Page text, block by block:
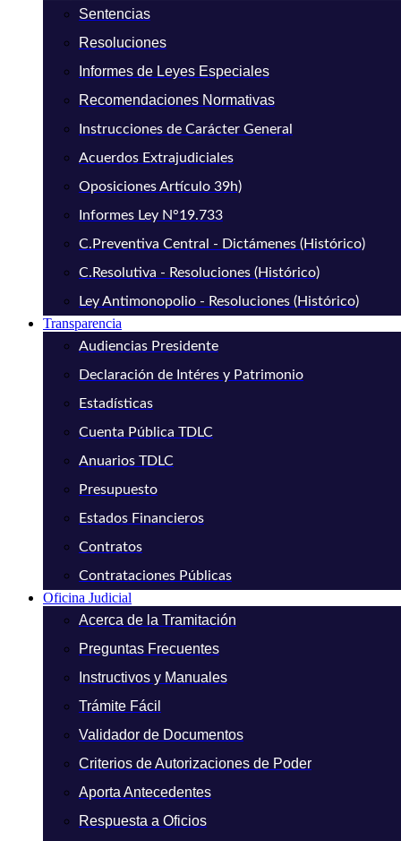
Sentencias
Resoluciones
Informes de Leyes Especiales
Recomendaciones Normativas
Instrucciones de Carácter General
Acuerdos Extrajudiciales
Oposiciones Artículo 39h)
Informes Ley N°19.733
C.Preventiva Central - Dictámenes (Histórico)
C.Resolutiva - Resoluciones (Histórico)
Ley Antimonopolio - Resoluciones (Histórico)
Transparencia
Audiencias Presidente
Declaración de Intéres y Patrimonio
Estadísticas
Cuenta Pública TDLC
Anuarios TDLC
Presupuesto
Estados Financieros
Contratos
Contrataciones Públicas
Oficina Judicial
Acerca de la Tramitación
Preguntas Frecuentes
Instructivos y Manuales
Trámite Fácil
Validador de Documentos
Criterios de Autorizaciones de Poder
Aporta Antecedentes
Respuesta a Oficios